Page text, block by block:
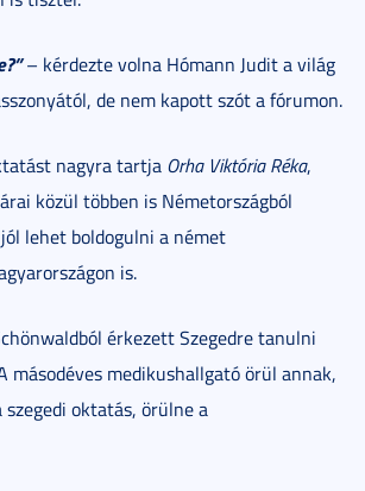
– kérdezte volna Hómann Judit a világ
de nem kapott szót a fórumon.
nagyra tartja Orha Viktória Réka,
közül többen is Németországból
lehet boldogulni a német
is.
érkezett Szegedre tanulni
másodéves medikushallgató örül annak,
szegedi oktatás, örülne a